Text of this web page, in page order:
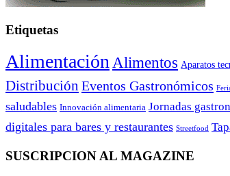
Etiquetas
Alimentación Alimentos Aparatos
Distribución Eventos Gastronómicos
saludables Innovación alimentaria Jornadas
digitales para bares y restaurantes Streetfood
SUSCRIPCION AL MAGAZINE